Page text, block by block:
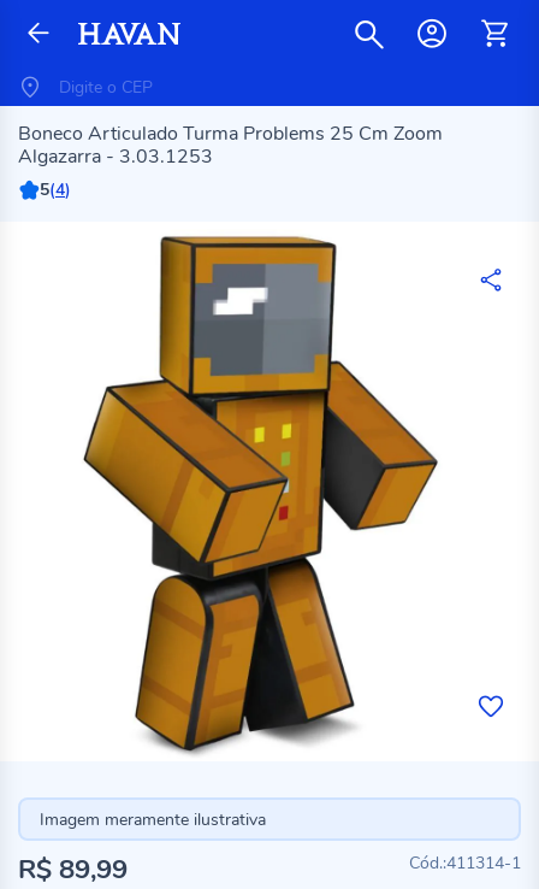
Boneco Articulado Turma Problems 25 Cm Zoom
Algazarra - 3.03.1253
5(4)
Imagem meramente ilustrativa
411314-1
R$ 89,99